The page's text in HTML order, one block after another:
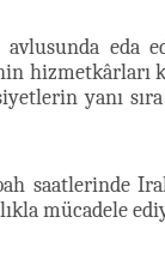
eda
hizmetkârları
yanı
saatlerinde
mücadele